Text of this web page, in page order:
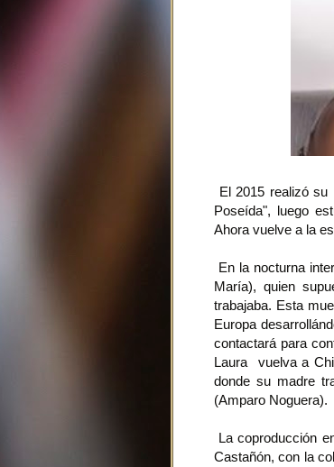
El 2015 realizó
Poseída", luego
Ahora vuelve a la
En la nocturna
María), quien
trabajaba. Esta
Europa
contactará para
Laura vuelva a
donde su madre
(Amparo Noguera).
La coproducción
Castañón, con la